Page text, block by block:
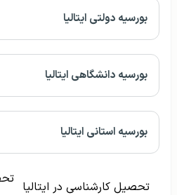
بورسیه دولتی ایتالیا
بورسیه دانشگاهی ایتالیا
بورسیه استانی ایتالیا
تحصیل کارشناسی در ایتالیا